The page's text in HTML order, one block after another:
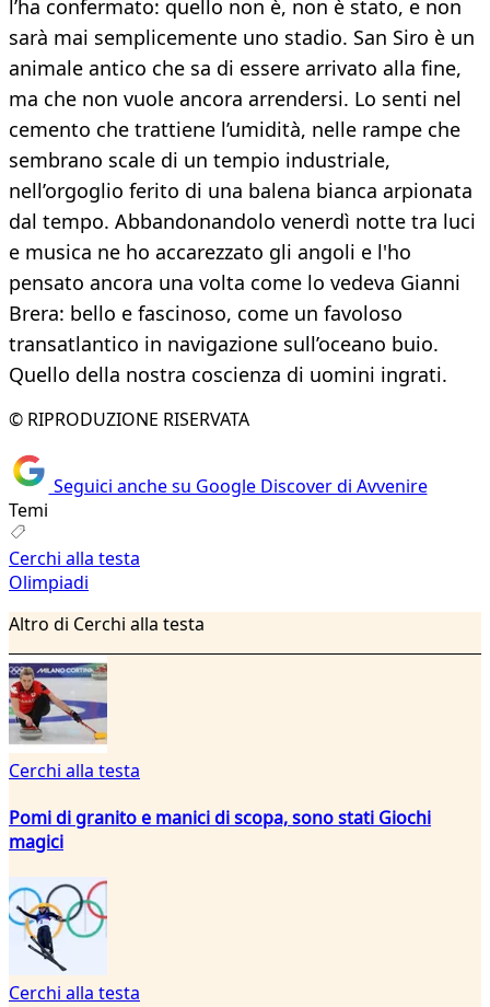
l’ha confermato: quello non è, non è stato, e non
sarà mai semplicemente uno stadio. San Siro è un
animale antico che sa di essere arrivato alla fine,
ma che non vuole ancora arrendersi. Lo senti nel
cemento che trattiene l’umidità, nelle rampe che
sembrano scale di un tempio industriale,
nell’orgoglio ferito di una balena bianca arpionata
dal tempo. Abbandonandolo venerdì notte tra luci
e musica ne ho accarezzato gli angoli e l'ho
pensato ancora una volta come lo vedeva Gianni
Brera: bello e fascinoso, come un favoloso
transatlantico in navigazione sull’oceano buio.
Quello della nostra coscienza di uomini ingrati.
© RIPRODUZIONE RISERVATA
Seguici anche su Google Discover di Avvenire
Temi
Cerchi alla testa
Olimpiadi
Altro di Cerchi alla testa
Cerchi alla testa
Pomi di granito e manici di scopa, sono stati Giochi
magici
Cerchi alla testa